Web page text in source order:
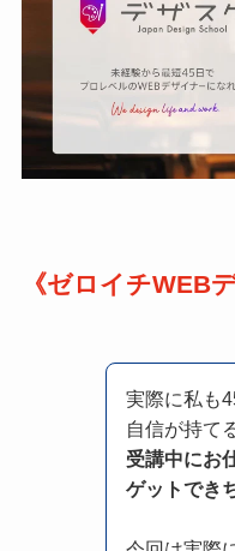
《ゼロイチWEB
実際に私も
自信が持て
受講中にお
ゲットでき